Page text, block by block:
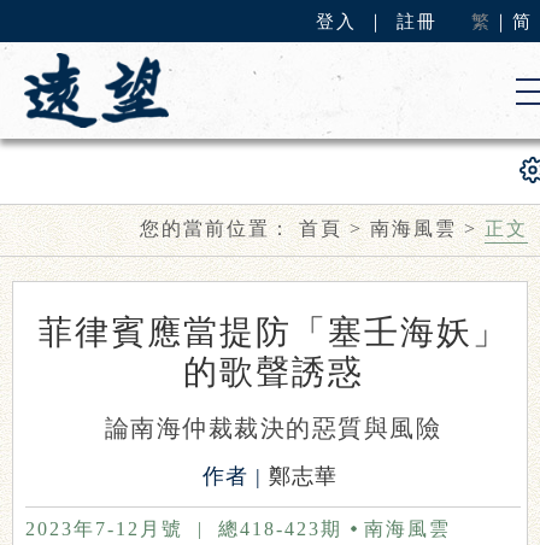
登入 註冊 繁 简
您的當前位置：首頁>南海風雲>正文
菲律賓應當提防「塞壬海妖」
的歌聲誘惑
論南海仲裁裁決的惡質與風險
作者 | 鄭志華
2023年7-12月號 | 總418-423期 南海風雲